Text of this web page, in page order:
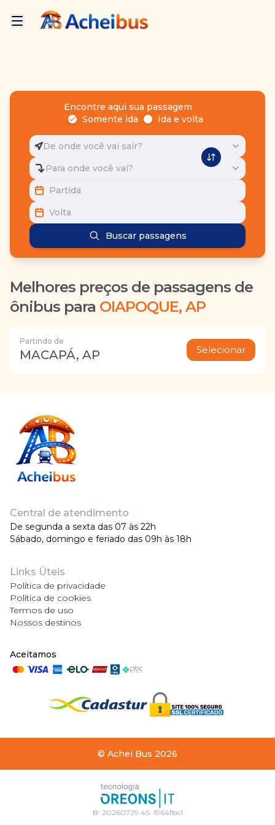
Encontre aqui sua passagem
Somente ida
Ida e volta
De onde você vai sair?
Para onde você vai?
Partida
Volta
Buscar passagens
Melhores preços de passagens de
ônibus para OIAPOQUE, AP
Partindo de
MACAPÁ, AP Selecionar
Central de atendimento
De segunda a sexta das 07 às 22h
Sábado, domingo e feriado das 09h às 18h
Links Úteis
Política de privacidade
Política de cookies
Termos de uso
Nossos destinos
Aceitamos
© Achei Bus 2026
B: 20260729.4S: 1964fbc1